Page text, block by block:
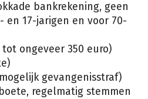
bankrekening, geen
en 17-jarigen en voor 70-
ongeveer 350 euro)
gevangenisstraf)
regelmatig stemmen